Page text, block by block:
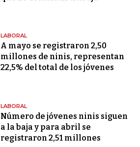
LABORAL
A mayo se registraron 2,50
millones de ninis, representan
22,5% del total de los jóvenes
LABORAL
Número de jóvenes ninis siguen
a la baja y para abril se
registraron 2,51 millones